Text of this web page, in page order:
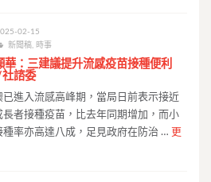
02-15
新聞稿, 時事
華：三建議提升流感疫苗接種便利
諮委
已進入流感高峰期，當局日前表示接近
長者接種疫苗，比去年同期增加，而小
種率亦高達八成，足見政府在防治 … 更